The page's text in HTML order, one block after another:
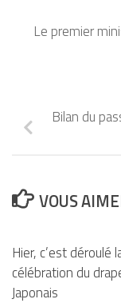
Le premier
Bilan du
VOUS
Hier, c’est déroulé
célébration du
Japonais